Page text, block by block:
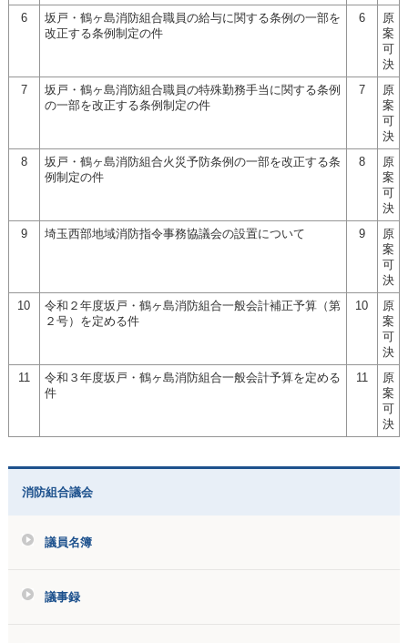
6
坂戸・鶴ヶ島消防組合職員の給与に関する条例の一部を
改正する条例制定の件
6
原
案
可
決
7
坂戸・鶴ヶ島消防組合職員の特殊勤務手当に関する条例
の一部を改正する条例制定の件
7
原
案
可
決
8
坂戸・鶴ヶ島消防組合火災予防条例の一部を改正する条
例制定の件
8
原
案
可
決
9
埼玉西部地域消防指令事務協議会の設置について 9
原
案
可
決
10
令和２年度坂戸・鶴ヶ島消防組合一般会計補正予算（第
２号）を定める件
10
原
案
可
決
11
令和３年度坂戸・鶴ヶ島消防組合一般会計予算を定める
件
11
原
案
可
決
消防組合議会
議員名簿
議事録